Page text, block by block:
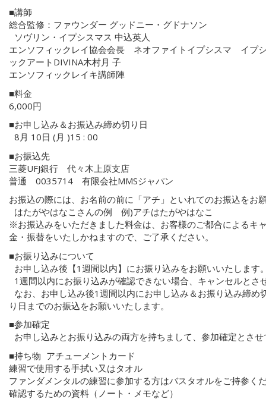
■講師
総合監修：ファウンダー グッドニー・グドナソン
ソヴリン・イプシスマス 中込英人
エンソフィックレイ協会会長 ネオファイトイプシスマ イプ
ックアートDIVINA木村月 子
エンソフィックレイキ講師陣
■料金
6,000円
■お申し込み＆お振込み締め切り日
8月 10日 (月 )15 : 00
■お振込先
三菱UFJ銀行 代々木上原支店
普通 0035714 有限会社MMSジャパン
お振込の際には、お名前の前に「アチ」といれてのお振込をお
はたがやはなこさんの例 例)アチはたがやはなこ
※お振込みをいただきました料金は、お客様のご都合によるキ
金・振替をいたしかねますので、ご了承ください。
■お振り込みについて
お申し込み後【1週間以内】にお振り込みをお願いいたします
1週間以内にお振り込みが確認できない場合、キャンセルとさ
なお、お申し込み後1週間以内にお申し込み＆お振り込み締め
り日までのお振込をお願いいたします。
■参加確定
お申し込みとお振り込みの両方を持ちまして、参加確定とさ
■持ち物 アチューメントカード
練習で使用する手拭い又はタオル
ファンダメンタルの練習に参加する方はバスタオルをご持参く
確認するための資料（ノート・メモなど）